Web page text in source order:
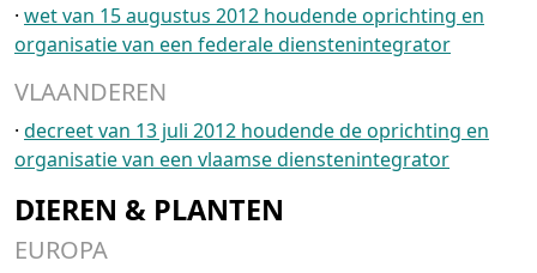
· wet van 15 augustus 2012 houdende oprichting en
organisatie van een federale dienstenintegrator
VLAANDEREN
· decreet van 13 juli 2012 houdende de oprichting en
organisatie van een vlaamse dienstenintegrator
DIEREN & PLANTEN
EUROPA